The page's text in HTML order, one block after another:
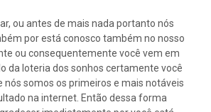
ou antes de mais nada portanto nós
por está conosco também no nosso
ou consequentemente você vem em
da loteria dos sonhos certamente você
nós somos os primeiros e mais notáveis
na internet. Então dessa forma